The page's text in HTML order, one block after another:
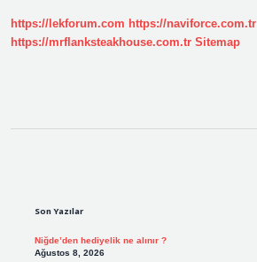
https://lekforum.com https://naviforce.com.tr
https://mrflanksteakhouse.com.tr Sitemap
Son Yazılar
Niğde’den hediyelik ne alınır ?
Ağustos 8, 2026